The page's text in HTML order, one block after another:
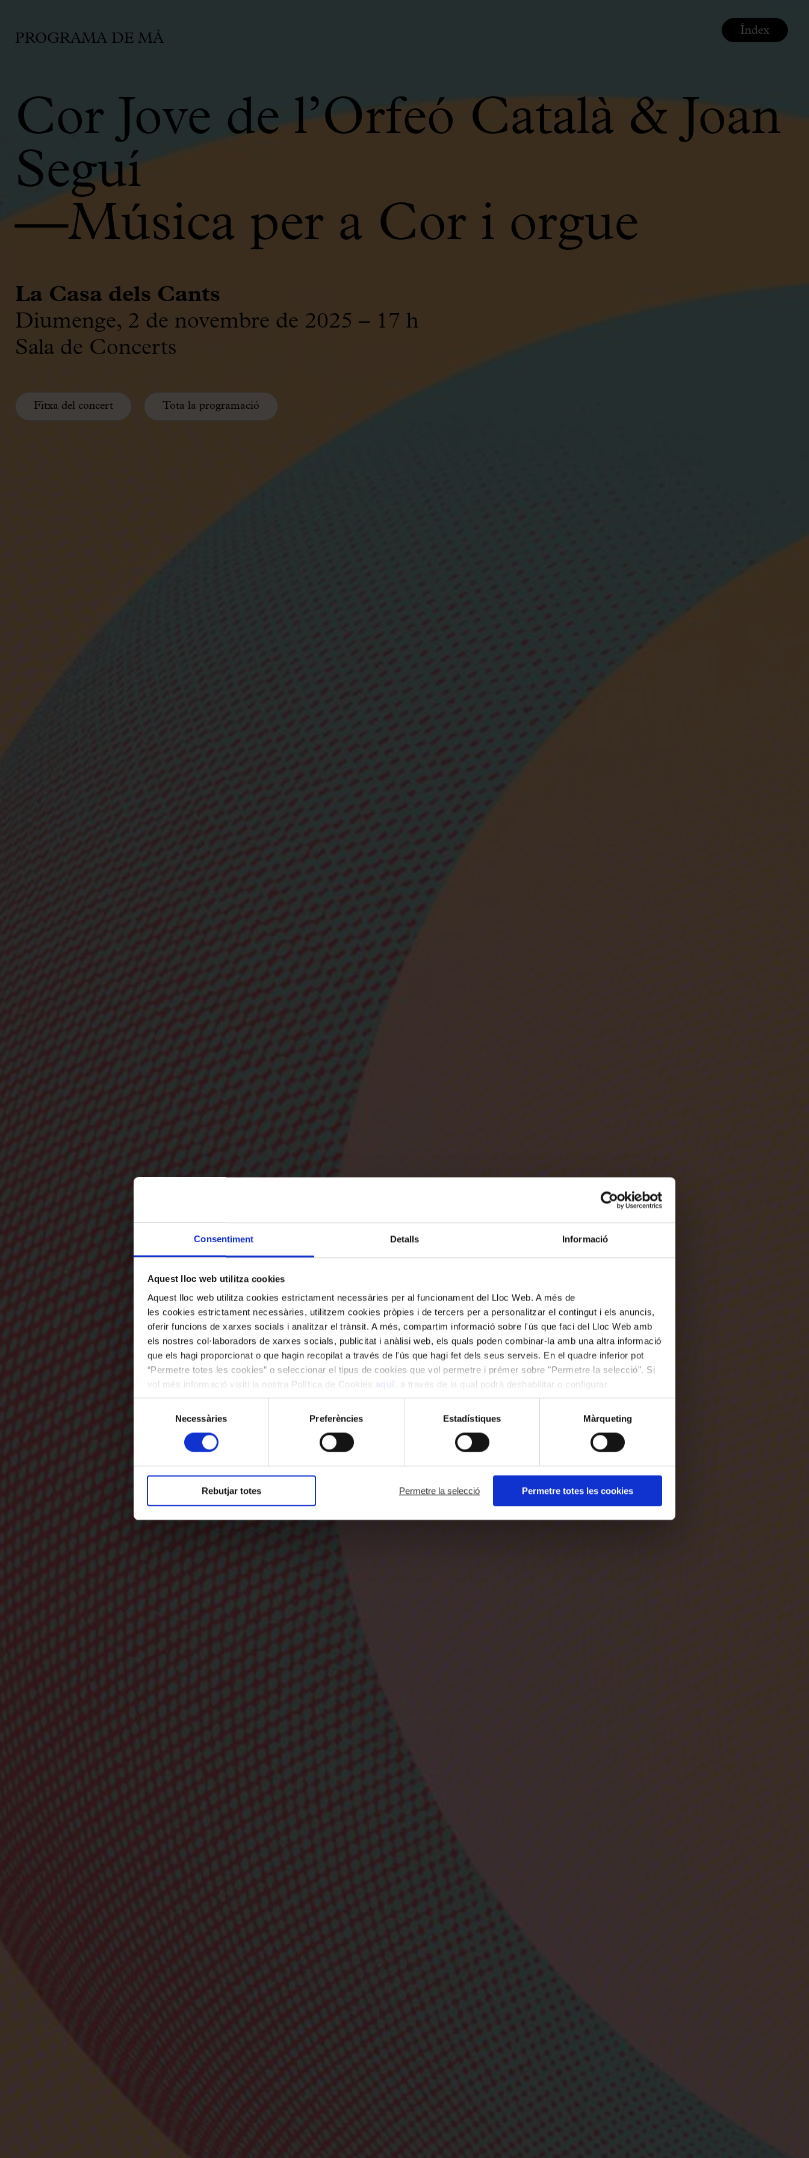
Consentiment Detalls Informació
Aquest lloc web utilitza cookies
Aquest lloc web utilitza cookies estrictament necessàries per al funcionament del Lloc Web. A més de
les cookies estrictament necessàries, utilitzem cookies pròpies i de tercers per a personalitzar el contingut i els anuncis,
oferir funcions de xarxes socials i analitzar el trànsit. A més, compartim informació sobre l'ús que faci del Lloc Web amb
els nostres col·laboradors de xarxes socials, publicitat i anàlisi web, els quals poden combinar-la amb una altra informació
que els hagi proporcionat o que hagin recopilat a través de l'ús que hagi fet dels seus serveis. En el quadre inferior pot
“Permetre totes les cookies” o seleccionar el tipus de cookies que vol permetre i prémer sobre "Permetre la selecció". Si
vol més informació visiti la nostra Política de Cookies aquí
, a través de la qual podrà deshabilitar o configurar
les cookies en qualsevol moment.
consentiment
Necessàries Preferències Estadístiques Màrqueting
Rebutjar totes Permetre la selecció Permetre totes les cookies
PROGRAMA DE MÀ
Cor Jove de l’Orfeó Català & Joan
Seguí
—Música per a Cor i orgue
La Casa dels Cants
Diumenge, 2 de novembre de 2025 – 17 h
Sala de Concerts
Fitxa del concert Tota la programació
Índex